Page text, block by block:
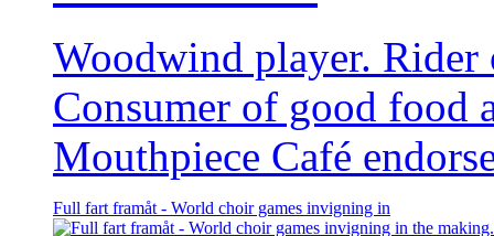
Woodwind player.
Consumer of good food
Mouthpiece Café
Full fart framåt - World choir games invigning in